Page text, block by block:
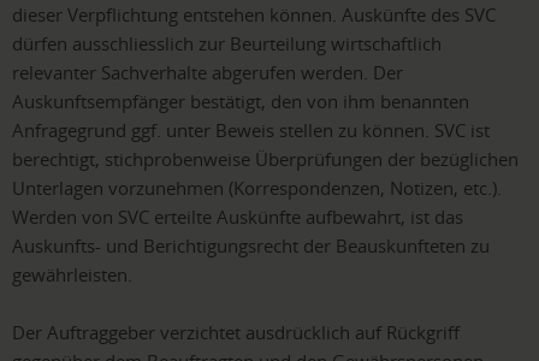
dieser Verpflichtung entstehen können. Auskünfte des SVC
dürfen ausschliesslich zur Beurteilung wirtschaftlich
relevanter Sachverhalte abgerufen werden. Der
Auskunftsempfänger bestätigt, den von ihm benannten
Anfragegrund ggf. unter Beweis stellen zu können. SVC ist
berechtigt, stichprobenweise Überprüfungen der bezüglichen
Unterlagen vorzunehmen (Korrespondenzen, Notizen, etc.).
Werden von SVC erteilte Auskünfte aufbewahrt, ist das
Auskunfts- und Berichtigungsrecht der Beauskunfteten zu
gewährleisten.
Der Auftraggeber verzichtet ausdrücklich auf Rückgriff